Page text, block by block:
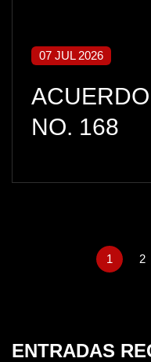
07 JUL 2026
NO. 168
1 2
ENTRADAS